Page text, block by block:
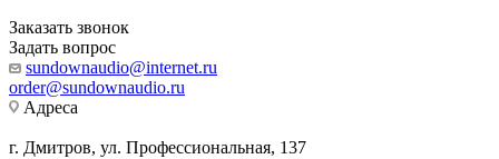
Заказать звонок
Задать вопрос
sundownaudio@internet.ru
order@sundownaudio.ru
Адреса
г. Дмитров, ул. Профессиональная, 137